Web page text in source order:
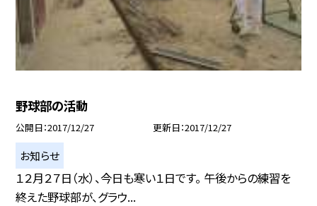
野球部の活動
公開日 2017/12/27 更新日 2017/12/27
お知らせ
１２月２７日（水）、今日も寒い１日です。 午後からの練習を
終えた野球部が、グラウ...